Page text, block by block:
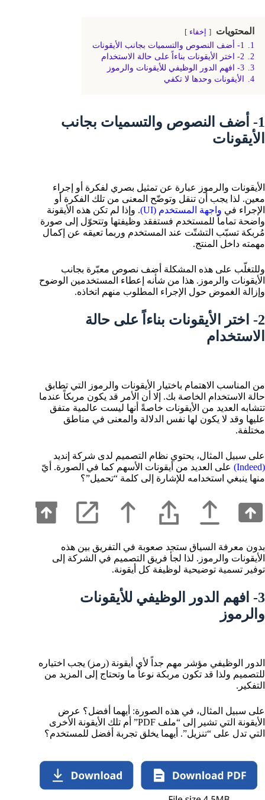
المحتويات إخفاء
1.
1- أضف النصوص والتسميات بجانب الأيقونات
2.
2- اختر الأيقونات بناءاً على حالة الاستخدام
3.
3- افهم الدور الوظيفي للأيقونات والرموز
4.
الأيقونات وحدها لا تكفي
1- أضف النصوص والتسميات بجانب
الأيقونات
الأيقونات والرموز عبارة عن تمثيل بصري لفكرة أو إجراء
معين. لذا يجب أن تنقل وتوضّح المعنى من تلك الفكرة أو
الإجراء في واجهة المستخدم (UI)
. وإذا لم تكن هذه الأيقونة
واضحة تماماً للمستخدم فستفقد وظيفتها وتتحوّل إلى صورة
مُربكة تسبّب التشتّت عند المستخدم وربما تعيقه عن إكمال
مهمته داخل المنتج.
وللتغلّب على هذه المشكلة أضف نصوص معبّرة بجانب
الأيقونات والرموز. هذا من شأنه إعطاء المستخدمين الوضوح
وإزالة الغموض حول الإجراء المطلوب منهم اتخاذه.
2- اختر الأيقونات بناءاً على حالة
الاستخدام
من المناسب الاهتمام باختيار الأيقونات والرموز التي تطابق
حالة الاستخدام الخاصة بك. إلا أن الأمر قد يكون مربكاً عندما
تتشابه العديد من الأيقونات خاصةً أنها ليست عالمية متفق
عليها وقد لا يكون لها نفس الدلالة والمعنى في مناطق
مختلفة.
على سبيل المثال، يحتوي نظام التصميم لدى شركة إنديد
(Indeed)
على العديد من أيقونات الأسهم كما في الصورة. أيّ
منها ينبغي استخدامه للإشارة إلى كلمة “تحميل”؟
بدون معرفة السياق ستجد صعوبة في التفريق بين هذه
الأيقونات والرموز. لذا لجأ فريق التصميم في الشركة إلى
توفير تسمية توضيحية لوظيفة كل أيقونة.
3- افهم الدور الوظيفي للأيقونات
والرموز
الدور الوظيفي مؤشر مهم جداً لأي أيقونة (رمز) يجب اختياره
للتصميم ولذا قد تكون مربكة نوعاً ما وتحتاج إلى المزيد من
التفكير.
على سبيل المثال، في هذه الصورة: أيهما أفضل؟ عرض
الأيقونة التي تشير إلى “ملف PDF” أم تلك الأيقونة الأخرى
التي تدل على “تنزيل”. أيهما يخلق تجربة أفضل للمستخدم؟